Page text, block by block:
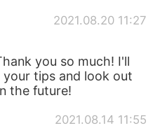
2021.08.20 11:27
you so much! I'll
your tips and look out
the future!
2021.08.14 11:55